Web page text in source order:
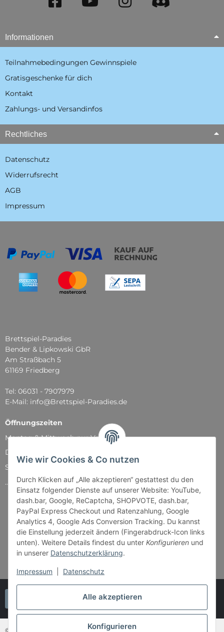
Alle akzeptieren
Konfigurieren
Wie wir Cookies & Co nutzen
Durch Klicken auf „Alle akzeptieren“ gestattest du den
Einsatz folgender Dienste auf unserer Website: YouTube,
dash.bar, Google, ReCaptcha, SHOPVOTE, dash.bar,
PayPal Express Checkout und Ratenzahlung, Google
Analytics 4, Google Ads Conversion Tracking. Du kannst
die Einstellung jederzeit ändern (Fingerabdruck-Icon links
unten). Weitere Details findest du unter Konfigurieren und
in unserer Datenschutzerklärung.
Impressum Datenschutz
Informationen
Teilnahmebedingungen Gewinnspiele
Gratisgeschenke für dich
Kontakt
Zahlungs- und Versandinfos
Rechtliches
Datenschutz
Widerrufsrecht
AGB
Impressum
Brettspiel-Paradies
Bender & Lipkowski GbR
Am Straßbach 5
61169 Friedberg
Tel: 06031 - 7907979
E-Mail: info@Brettspiel-Paradies.de
Öffnungszeiten
Montag & Mittwoch nur Versand
Dienstag, Donnerstag und Freitag: 11:00 - 18:30 Uhr
Samstag: 11:00 - 14:00 Uhr
...und natürlich während unserer Events
© Bender & Lipkowski GbR - Brettspiel-Paradies